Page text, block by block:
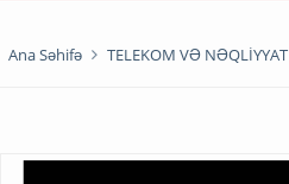
Ana Səhifə TELEKOM VƏ NƏQLİYYAT